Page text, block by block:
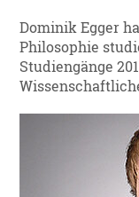
Dominik Egger
Philosophie
Studiengänge